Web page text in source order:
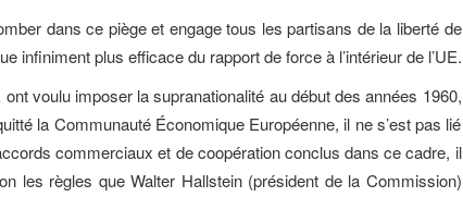
dans ce piège et engage tous les partisans de la liberté de
infiniment plus efficace du rapport de force à l’intérieur de l’UE.
ont voulu imposer la supranationalité au début des années 1960,
la Communauté Économique Européenne, il ne s’est pas lié
commerciaux et de coopération conclus dans ce cadre, il
les règles que Walter Hallstein (président de la Commission)